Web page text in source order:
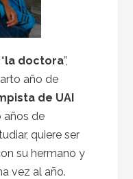
la doctora”,
año de
de UAI
años de
quiere ser
su hermano y
vez al año.